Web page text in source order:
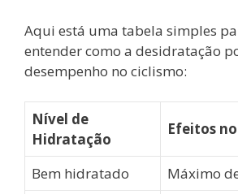
Aqui está uma tabela simples
entender como a desidratação
desempenho no ciclismo:
Nível de
Hidratação
Efeitos
Bem hidratado
Máximo